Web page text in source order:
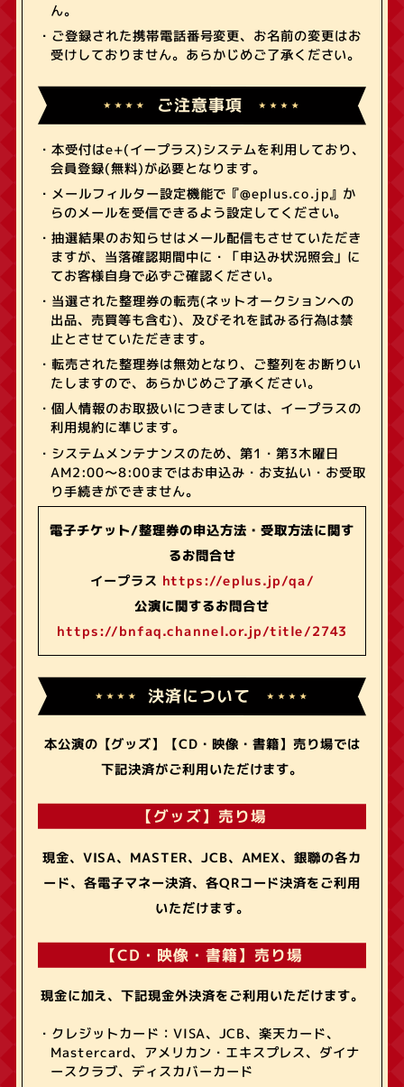
ん。
・ご登録された携帯電話番号変更、お名前の変更はお
受けしておりません。あらかじめご了承ください。
ご注意事項
・本受付はe+(イープラス)システムを利用しており、
会員登録(無料)が必要となります。
・メールフィルター設定機能で『@eplus.co.jp』か
らのメールを受信できるよう設定してください。
・抽選結果のお知らせはメール配信もさせていただき
ますが、当落確認期間中に・「申込み状況照会」に
てお客様自身で必ずご確認ください。
・当選された整理券の転売(ネットオークションへの
出品、売買等も含む)、及びそれを試みる行為は禁
止とさせていただきます。
・転売された整理券は無効となり、ご整列をお断りい
たしますので、あらかじめご了承ください。
・個人情報のお取扱いにつきましては、イープラスの
利用規約に準じます。
・システムメンテナンスのため、第1・第3木曜日
AM2:00～8:00まではお申込み・お支払い・お受取
り手続きができません。
電子チケット/整理券の申込方法・受取方法に関す
るお問合せ
イープラス https://eplus.jp/qa/
公演に関するお問合せ
https://bnfaq.channel.or.jp/title/2743
決済について
本公演の【グッズ】【CD・映像・書籍】売り場では
下記決済がご利用いただけます。
【グッズ】売り場
現金、VISA、MASTER、JCB、AMEX、銀聯の各カ
ード、各電子マネー決済、各QRコード決済をご利用
いただけます。
【CD・映像・書籍】売り場
現金に加え、下記現金外決済をご利用いただけます。
・クレジットカード：VISA、JCB、楽天カード、
Mastercard、アメリカン・エキスプレス、ダイナ
ースクラブ、ディスカバーカード